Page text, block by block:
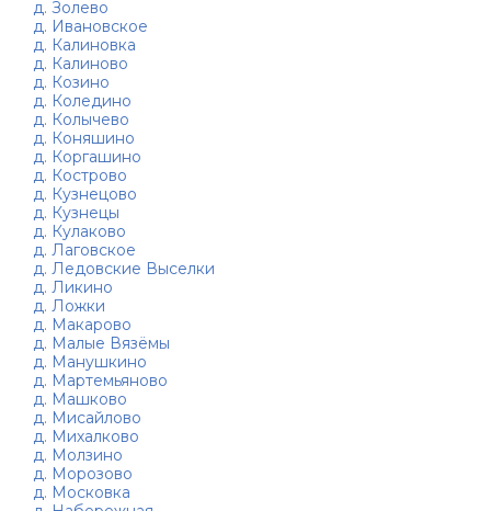
д. Золево
д. Ивановское
д. Калиновка
д. Калиново
д. Козино
д. Коледино
д. Колычево
д. Коняшино
д. Коргашино
д. Кострово
д. Кузнецово
д. Кузнецы
д. Кулаково
д. Лаговское
д. Ледовские Выселки
д. Ликино
д. Ложки
д. Макарово
д. Малые Вязёмы
д. Манушкино
д. Мартемьяново
д. Машково
д. Мисайлово
д. Михалково
д. Молзино
д. Морозово
д. Московка